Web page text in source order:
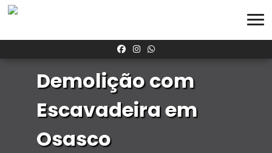
Demolição com
Escavadeira em
Osasco